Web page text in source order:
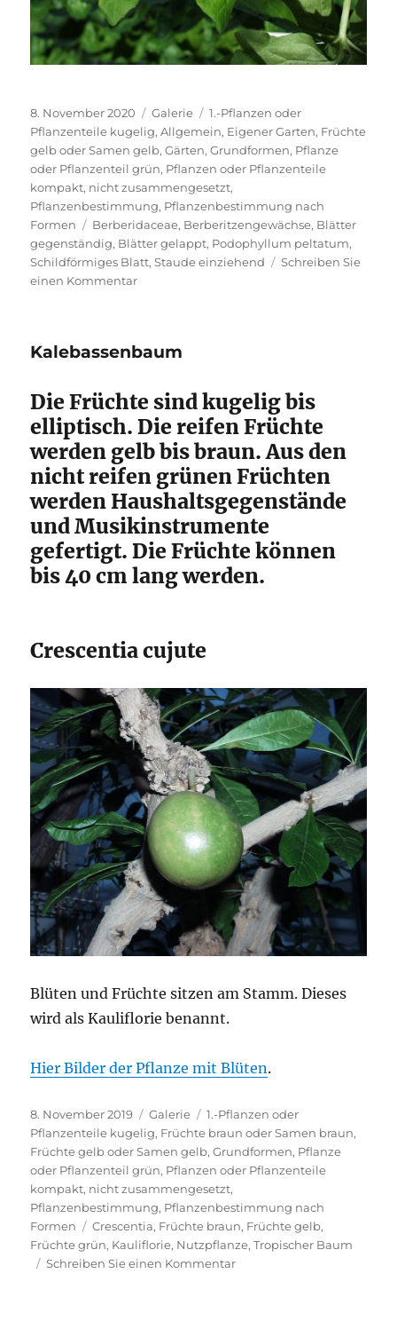
Veröffentlicht
am
8. November 2020 Format
Galerie Kategorien
1.-Pflanzen oder
Pflanzenteile kugelig,Allgemein, Eigener Garten, Früchte
gelb oder Samen gelb,Gärten,Grundformen, Pflanze
oder Pflanzenteil grün, Pflanzen oder Pflanzenteile
kompakt, nicht zusammengesetzt,
Pflanzenbestimmung, Pflanzenbestimmung nach
Formen
Schlagwörter
Berberidaceae, Berberitzengewächse, Blätter
gegenständig, Blätter gelappt, Podophyllum peltatum,
Schildförmiges Blatt,Staude einziehend
Schreiben Sie
einen Kommentarzu
Kalebassenbaum
Die Früchte sind kugelig bis
elliptisch. Die reifen Früchte
werden gelb bis braun. Aus den
nicht reifen grünen Früchten
werden Haushaltsgegenstände
und Musikinstrumente
gefertigt. Die Früchte können
bis 40 cm lang werden.
Crescentia cujute
Blüten und Früchte sitzen am Stamm. Dieses
wird als Kauliflorie benannt.
Hier Bilder der Pflanze mit Blüten.
Veröffentlicht
am
8. November 2019 Format
Galerie Kategorien
1.-Pflanzen oder
Pflanzenteile kugelig, Früchte braun oder Samen braun,
Früchte gelb oder Samen gelb,Grundformen, Pflanze
oder Pflanzenteil grün, Pflanzen oder Pflanzenteile
kompakt, nicht zusammengesetzt,
Pflanzenbestimmung, Pflanzenbestimmung nach
Formen
Schlagwörter
Crescentia, Früchte braun, Früchte gelb,
Früchte grün, Kauliflorie, Nutzpflanze,Tropischer Baum
Schreiben Sie einen Kommentarzu